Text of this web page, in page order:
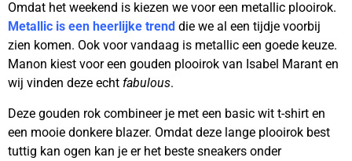
Omdat het weekend is kiezen we voor een metallic plooirok.
Metallic is een heerlijke trend die we al een tijdje voorbij
zien komen. Ook voor vandaag is metallic een goede keuze.
Manon kiest voor een gouden plooirok van Isabel Marant en
wij vinden deze echt fabulous.
Deze gouden rok combineer je met een basic wit t-shirt en
een mooie donkere blazer. Omdat deze lange plooirok best
tuttig kan ogen kan je er het beste sneakers onder